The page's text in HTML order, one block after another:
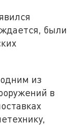
были
из
в